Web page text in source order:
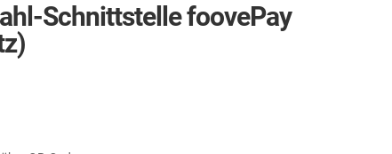
Schnittstelle foovePay